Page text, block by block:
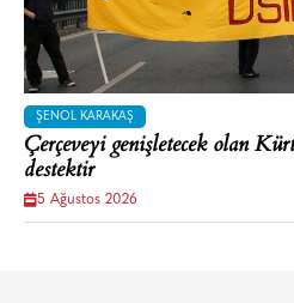
ŞENOL KARAKAŞ
Çerçeveyi genişletecek olan
destektir
5 Ağustos 2026